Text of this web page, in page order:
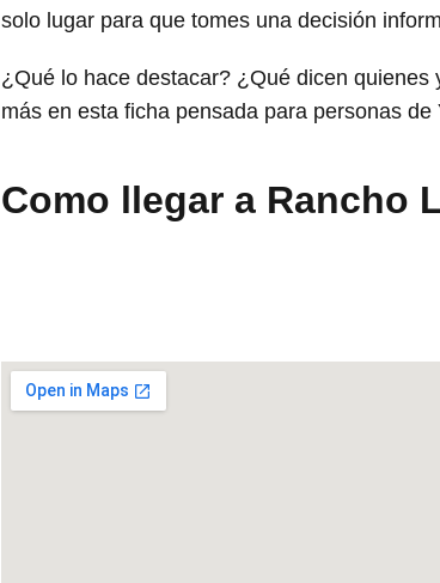
solo lugar para que tomes una decisión
¿Qué lo hace destacar? ¿Qué dicen
más en esta ficha pensada para personas de
Como llegar a Rancho